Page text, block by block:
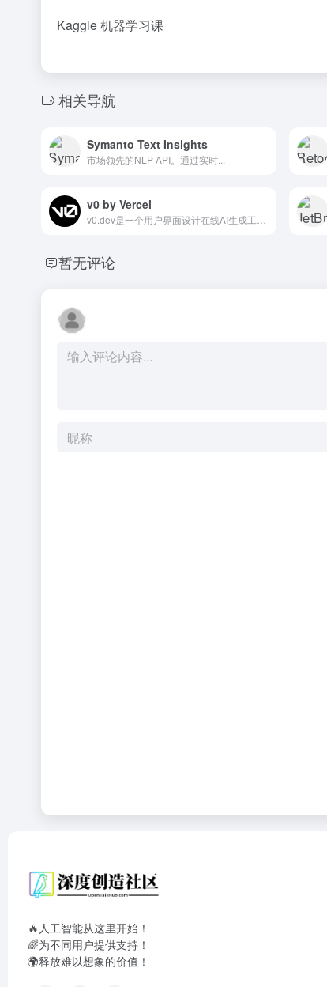
Kaggle 机器学习课
相关导航
Symanto Text Insights
市场领先的NLP API。通过实时...
v0 by Vercel
暂无评论
🔥人工智能从这里开始！
🌈为不同用户提供支持！
🌍释放难以想象的价值！